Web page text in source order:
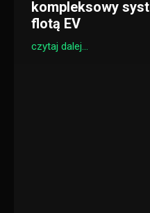
kompleksowy
flotą EV
czytaj dalej...